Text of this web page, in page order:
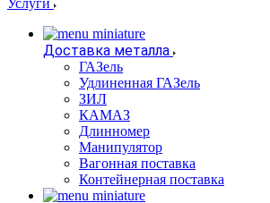
Услуги
Доставка металла
ГАЗель
Удлиненная ГАЗель
ЗИЛ
КАМАЗ
Длинномер
Манипулятор
Вагонная поставка
Контейнерная поставка